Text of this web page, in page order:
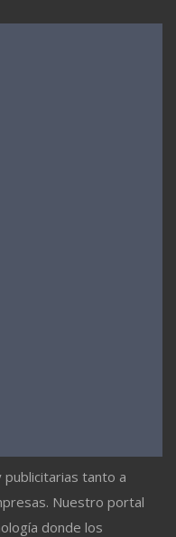
publicitarias tanto a
Nuestro portal
donde los